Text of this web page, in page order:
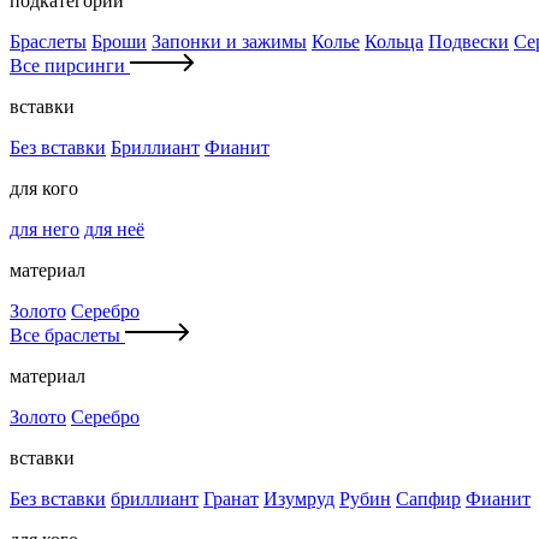
Браслеты Броши Запонки и зажимы Колье Кольца Подвески
Все пирсинги
вставки
Без вставки Бриллиант Фианит
для кого
для него для неё
материал
Золото Серебро
Все браслеты
материал
Золото Серебро
вставки
Без вставки бриллиант Гранат Изумруд Рубин Сапфир Фианит